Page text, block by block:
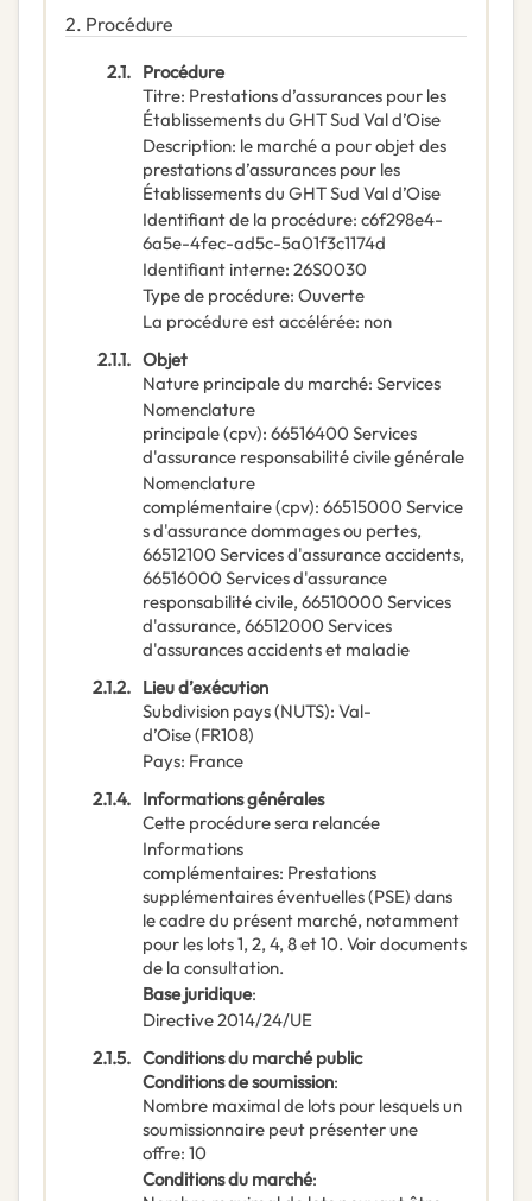
2. Procédure
2.1. Procédure
Titre: Prestations d’assurances pour les
Établissements du GHT Sud Val d’Oise
Description: le marché a pour objet des
prestations d’assurances pour les
Établissements du GHT Sud Val d’Oise
Identifiant de la procédure: c6f298e4-
6a5e-4fec-ad5c-5a01f3c1174d
Identifiant interne: 26S0030
Type de procédure: Ouverte
La procédure est accélérée: non
2.1.1. Objet
Nature principale du marché: Services
Nomenclature
principale(cpv): 66516400 Services
d'assurance responsabilité civile générale
Nomenclature
complémentaire(cpv): 66515000 Service
s d'assurance dommages ou pertes,
66512100 Services d'assurance accidents,
66516000 Services d'assurance
responsabilité civile, 66510000 Services
d'assurance, 66512000 Services
d'assurances accidents et maladie
2.1.2. Lieu d’exécution
Subdivision pays (NUTS): Val-
d’Oise(FR108)
Pays: France
2.1.4. Informations générales
Cette procédure sera relancée
Informations
complémentaires: Prestations
supplémentaires éventuelles (PSE) dans
le cadre du présent marché, notamment
pour les lots 1, 2, 4, 8 et 10. Voir documents
de la consultation.
Base juridique:
Directive 2014/24/UE
2.1.5. Conditions du marché public
Conditions de soumission:
Nombre maximal de lots pour lesquels un
soumissionnaire peut présenter une
offre: 10
Conditions du marché: